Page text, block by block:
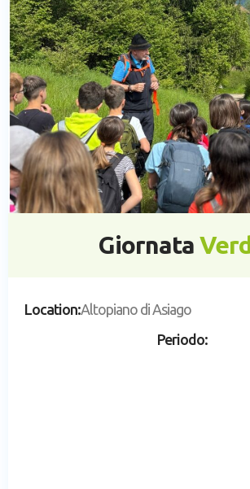
Giornata
Location:Altopiano di Asiago
Periodo: